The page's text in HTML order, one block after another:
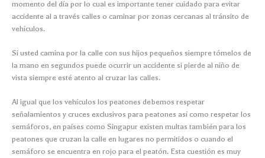
momento del día por lo cual es importante tener cuidado para evitar
accidente al a través calles o caminar por zonas cercanas al tránsito de
vehículos.
Si usted camina por la calle con sus hijos pequeños siempre tómelos de
la mano en segundos puede ocurrir un accidente si pierde al niño de
vista siempre esté atento al cruzar las calles.
Al igual que los vehículos los peatones debemos respetar
señalamientos y cruces exclusivos para peatones así como respetar los
semáforos, en países como Singapur existen multas también para los
peatones que cruzan la calle en lugares no permitidos o cuando el
semáforo se encuentra en rojo para el peatón. Esta cuestión es muy